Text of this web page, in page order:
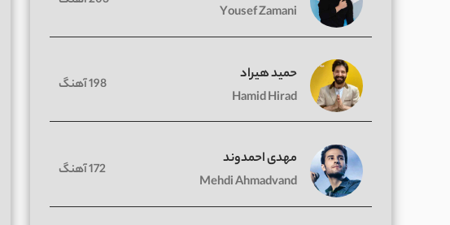
Yousef Zamani
حمید هیراد
Hamid Hirad
198 آهنگ
مهدی احمدوند
Mehdi Ahmadvand
172 آهنگ